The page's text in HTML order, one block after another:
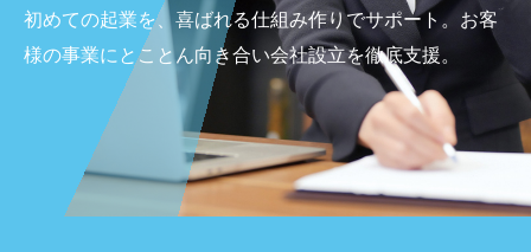
初めての起業を、喜ばれる仕組み作りでサポート。 お客
様の事業にとことん向き合い会社設立を徹底支援。